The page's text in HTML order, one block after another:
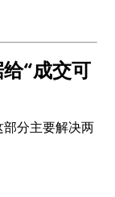
“成交可
部分主要解决两